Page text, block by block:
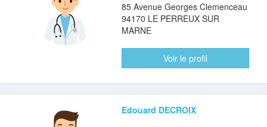
85 Avenue Georges Clemenceau
94170 LE PERREUX SUR
MARNE
Voir le profil
Edouard DECROIX